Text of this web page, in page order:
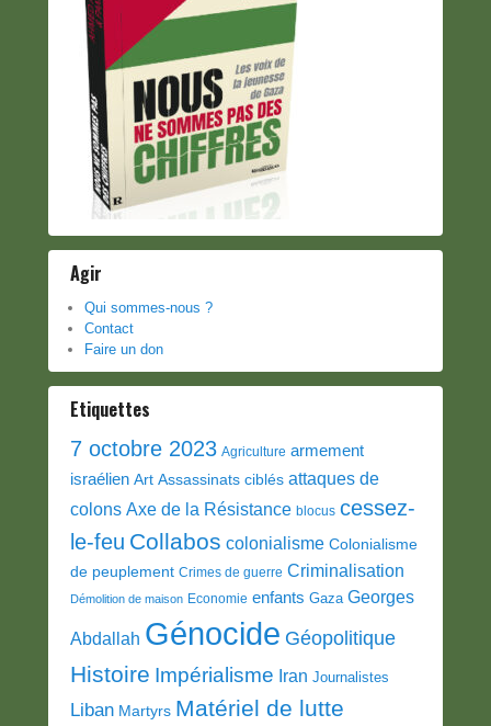
Agir
Qui sommes-nous ?
Contact
Faire un don
Etiquettes
7 octobre 2023 Agriculture armement
israélien Art Assassinats ciblés attaques de
colons Axe de la Résistance blocus cessez-
le-feu Collabos colonialisme Colonialisme
de peuplement Crimes de guerre Criminalisation
Démolition de maison Economie enfants Gaza Georges
Abdallah Génocide Géopolitique
Histoire Impérialisme Iran Journalistes
Liban Martyrs Matériel de lutte